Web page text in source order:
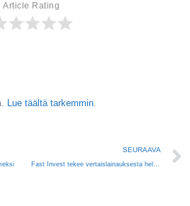
Article Rating
Lue täältä tarkemmin.
SEURAAVA